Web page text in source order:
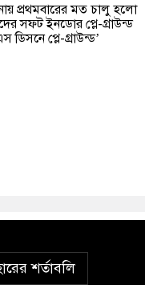
প্রথমবারের মত চালু হলো
সফট ইনডোর প্লে-গ্রাউন্ড
ডিসনে প্লে-গ্রাউন্ড’
শর্তাবলি